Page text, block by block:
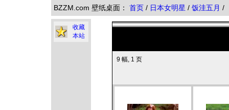
BZZM.com 壁纸桌面： 首页 / 日本女明星 / 饭洼五月 /
收藏
本站
9 幅, 1 页